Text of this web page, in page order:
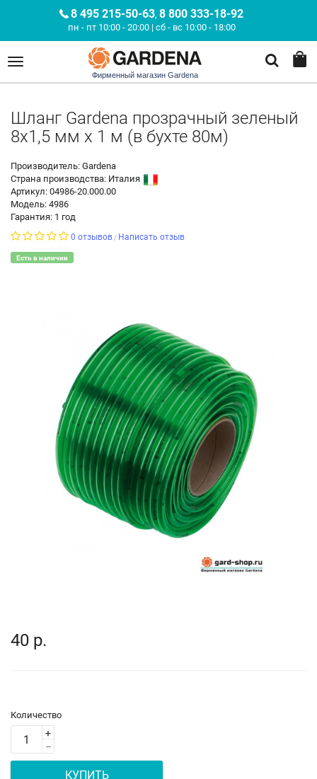
8 495 215-50-63, 8 800 333-18-92
пн - пт 10:00 - 20:00 | сб - вс 10:00 - 18:00
Фирменный магазин Gardena
Шланг Gardena прозрачный зеленый
8х1,5 мм x 1 м (в бухте 80м)
Производитель: Gardena
Страна производства: Италия
Артикул: 04986-20.000.00
Модель: 4986
Гарантия: 1 год
0 отзывов / Написать отзыв
Есть в наличии
40 р.
Количество
+
–
КУПИТЬ